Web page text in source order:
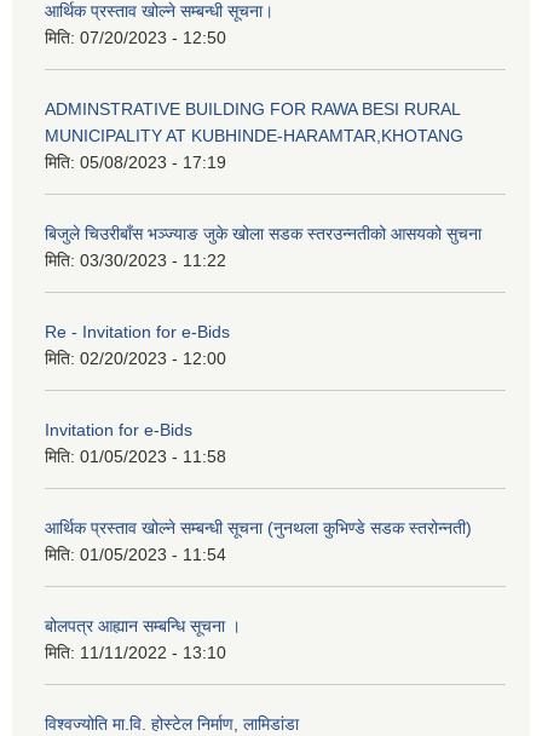
आर्थिक प्रस्ताव खोल्ने सम्बन्धी सूचना।
मिति: 07/20/2023 - 12:50
ADMINSTRATIVE BUILDING FOR RAWA BESI RURAL
MUNICIPALITY AT KUBHINDE-HARAMTAR,KHOTANG
मिति: 05/08/2023 - 17:19
बिजुले चिउरीबाँस भञ्ज्याङ जुके खोला सडक स्तरउन्नतीको आसयको सुचना
मिति: 03/30/2023 - 11:22
Re - Invitation for e-Bids
मिति: 02/20/2023 - 12:00
Invitation for e-Bids
मिति: 01/05/2023 - 11:58
आर्थिक प्रस्ताव खोल्ने सम्बन्धी सूचना (नुनथला कुभिण्डे सडक स्तरोन्नती)
मिति: 01/05/2023 - 11:54
बोलपत्र आह्यान सम्बन्धि सूचना ।
मिति: 11/11/2022 - 13:10
विश्वज्योति मा.वि. होस्टेल निर्माण, लामिडांडा